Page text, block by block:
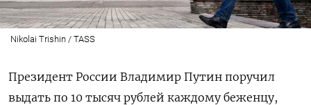
Nikolai Trishin / TASS
Президент России Владимир Путин поручил
выдать по 10 тысяч рублей каждому беженцу,